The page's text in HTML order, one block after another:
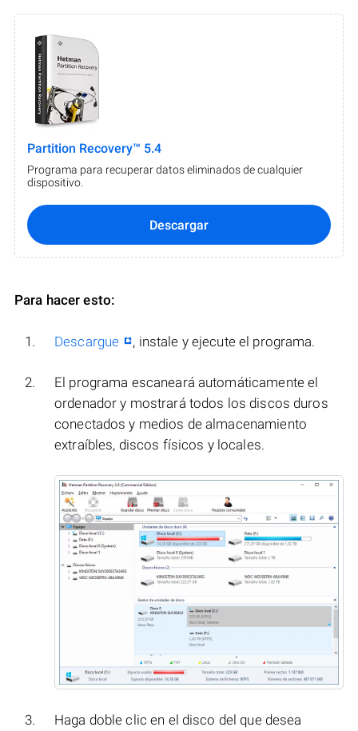
Partition Recovery™ 5.4
Programa para recuperar datos eliminados de cualquier
dispositivo.
Descargar
Para hacer esto:
Descargue , instale y ejecute el programa.
El programa escaneará automáticamente el
ordenador y mostrará todos los discos duros
conectados y medios de almacenamiento
extraíbles, discos físicos y locales.
Haga doble clic en el disco del que desea